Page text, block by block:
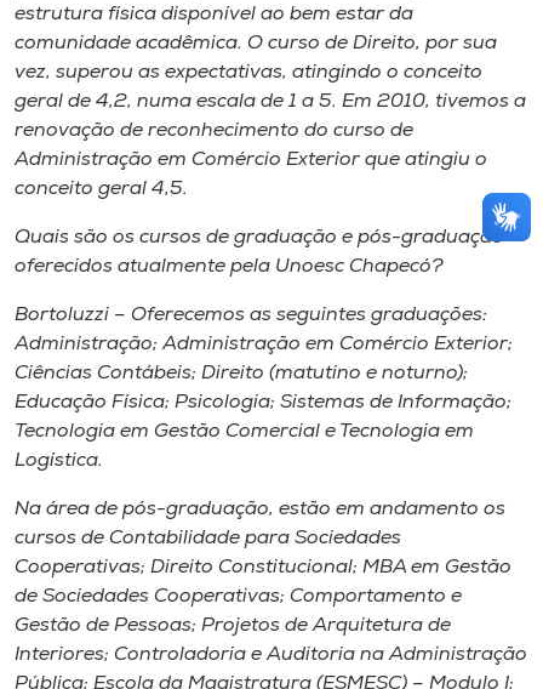
estrutura física disponível ao bem estar da
comunidade acadêmica. O curso de Direito, por sua
vez, superou as expectativas, atingindo o conceito
geral de 4,2, numa escala de 1 a 5. Em 2010, tivemos a
renovação de reconhecimento do curso de
Administração em Comércio Exterior que atingiu o
conceito geral 4,5.
Quais são os cursos de graduação e pós-graduação
oferecidos atualmente pela Unoesc Chapecó?
Bortoluzzi – Oferecemos as seguintes graduações:
Administração; Administração em Comércio Exterior;
Ciências Contábeis; Direito (matutino e noturno);
Educação Física; Psicologia; Sistemas de Informação;
Tecnologia em Gestão Comercial e Tecnologia em
Logística.
Na área de pós-graduação, estão em andamento os
cursos de Contabilidade para Sociedades
Cooperativas; Direito Constitucional; MBA em Gestão
de Sociedades Cooperativas; Comportamento e
Gestão de Pessoas; Projetos de Arquitetura de
Interiores; Controladoria e Auditoria na Administração
Pública; Escola da Magistratura (ESMESC) – Modulo I;